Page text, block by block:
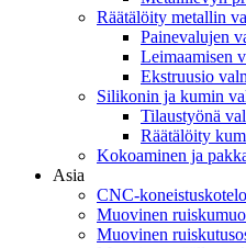
Räätälöity metallin
Painevalujen
Leimaamisen
Ekstruusio
Silikonin ja kumin
Tilaustyönä
Räätälöity
Kokoaminen ja
Asia
CNC-koneistuskotelo
Muovinen
Muovinen